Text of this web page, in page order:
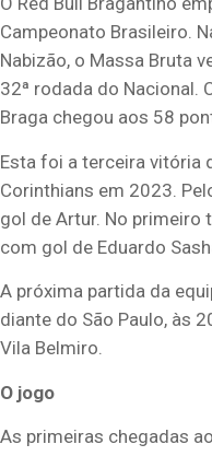
Campeonato Brasileiro.
Nabizão, o Massa Bruta
32ª rodada do Nacional.
Braga chegou aos 58
Esta foi a terceira vitória
Corinthians em 2023.
gol de Artur. No primeiro
com gol de Eduardo
A próxima partida da
diante do São Paulo, às
Vila Belmiro.
O jogo
As primeiras chegadas